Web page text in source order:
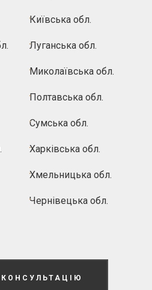
Київська обл.
Луганська обл.
Миколаївська обл.
Полтавська обл.
Сумська обл.
Харківська обл.
Хмельницька обл.
Чернівецька обл.